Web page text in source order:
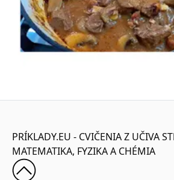
PRÍKLADY.EU - CVIČENIA Z UČIVA
MATEMATIKA, FYZIKA A CHÉMIA